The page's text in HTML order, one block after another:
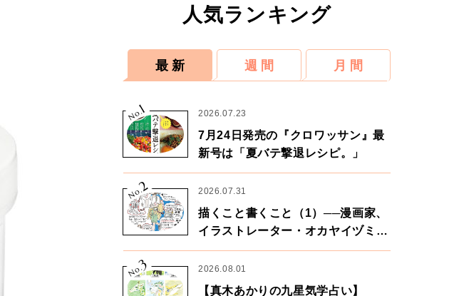
人気ランキング
最 新 週 間 月 間
No.
1 2026.07.23
7月24日発売の『クロワッサン』最
新号は「夏バテ撃退レシピ。」
No.2 2026.07.31
描くこと書くこと（1）──漫画家、
イラストレーター・オカヤイヅミさ
ん×漫画家・鶴谷香央理さん
No.
3 2026.08.01
【真木あかりの九星気学占い】